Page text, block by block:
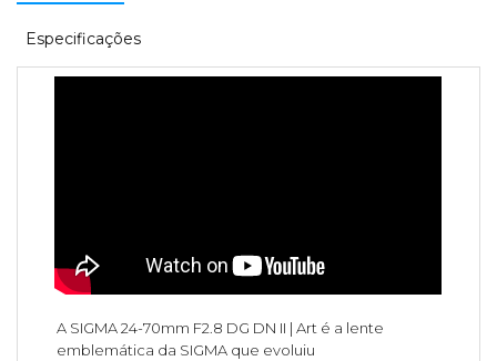
Especificações
A SIGMA 24-70mm F2.8 DG DN II | Art é a lente
emblemática da SIGMA que evoluiu